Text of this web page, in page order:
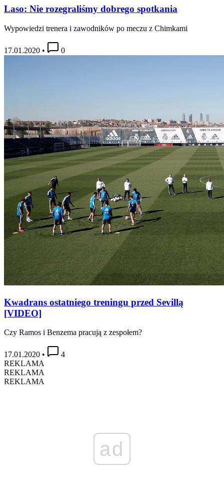
Laso: Nie rozegraliśmy dobrego spotkania
Wypowiedzi trenera i zawodników po meczu z Chimkami
17.01.2020 • 0
Kwadrans ostatniego treningu przed Sevillą
[VIDEO]
Czy Ramos i Benzema pracują z zespołem?
17.01.2020 •
4
REKLAMA
REKLAMA
REKLAMA
ad